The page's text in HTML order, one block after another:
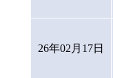
26年02月17日